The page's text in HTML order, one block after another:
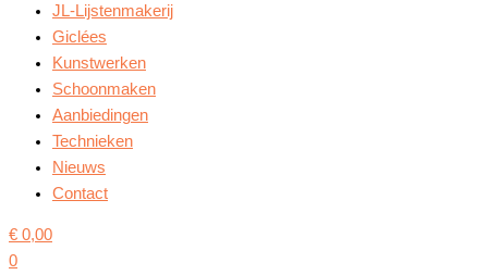
JL-Lijstenmakerij
Giclées
Kunstwerken
Schoonmaken
Aanbiedingen
Technieken
Nieuws
Contact
€ 0,00
0